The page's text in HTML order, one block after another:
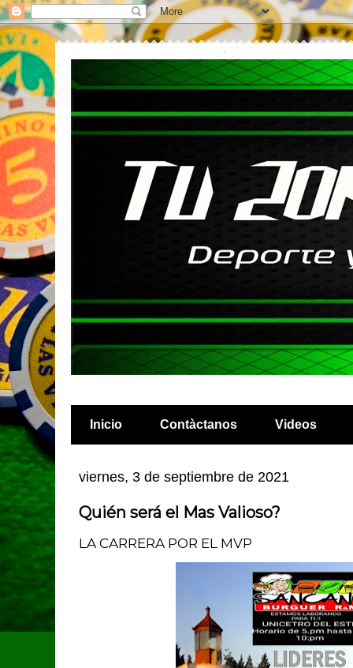
Inicio Contàctanos Videos
viernes, 3 de septiembre de 2021
Quién será el Mas Valioso?
LA CARRERA POR EL MVP